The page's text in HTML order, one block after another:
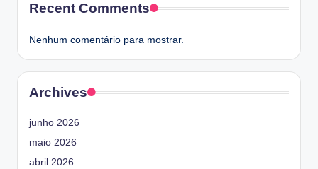
Recent Comments
Nenhum comentário para mostrar.
Archives
junho 2026
maio 2026
abril 2026